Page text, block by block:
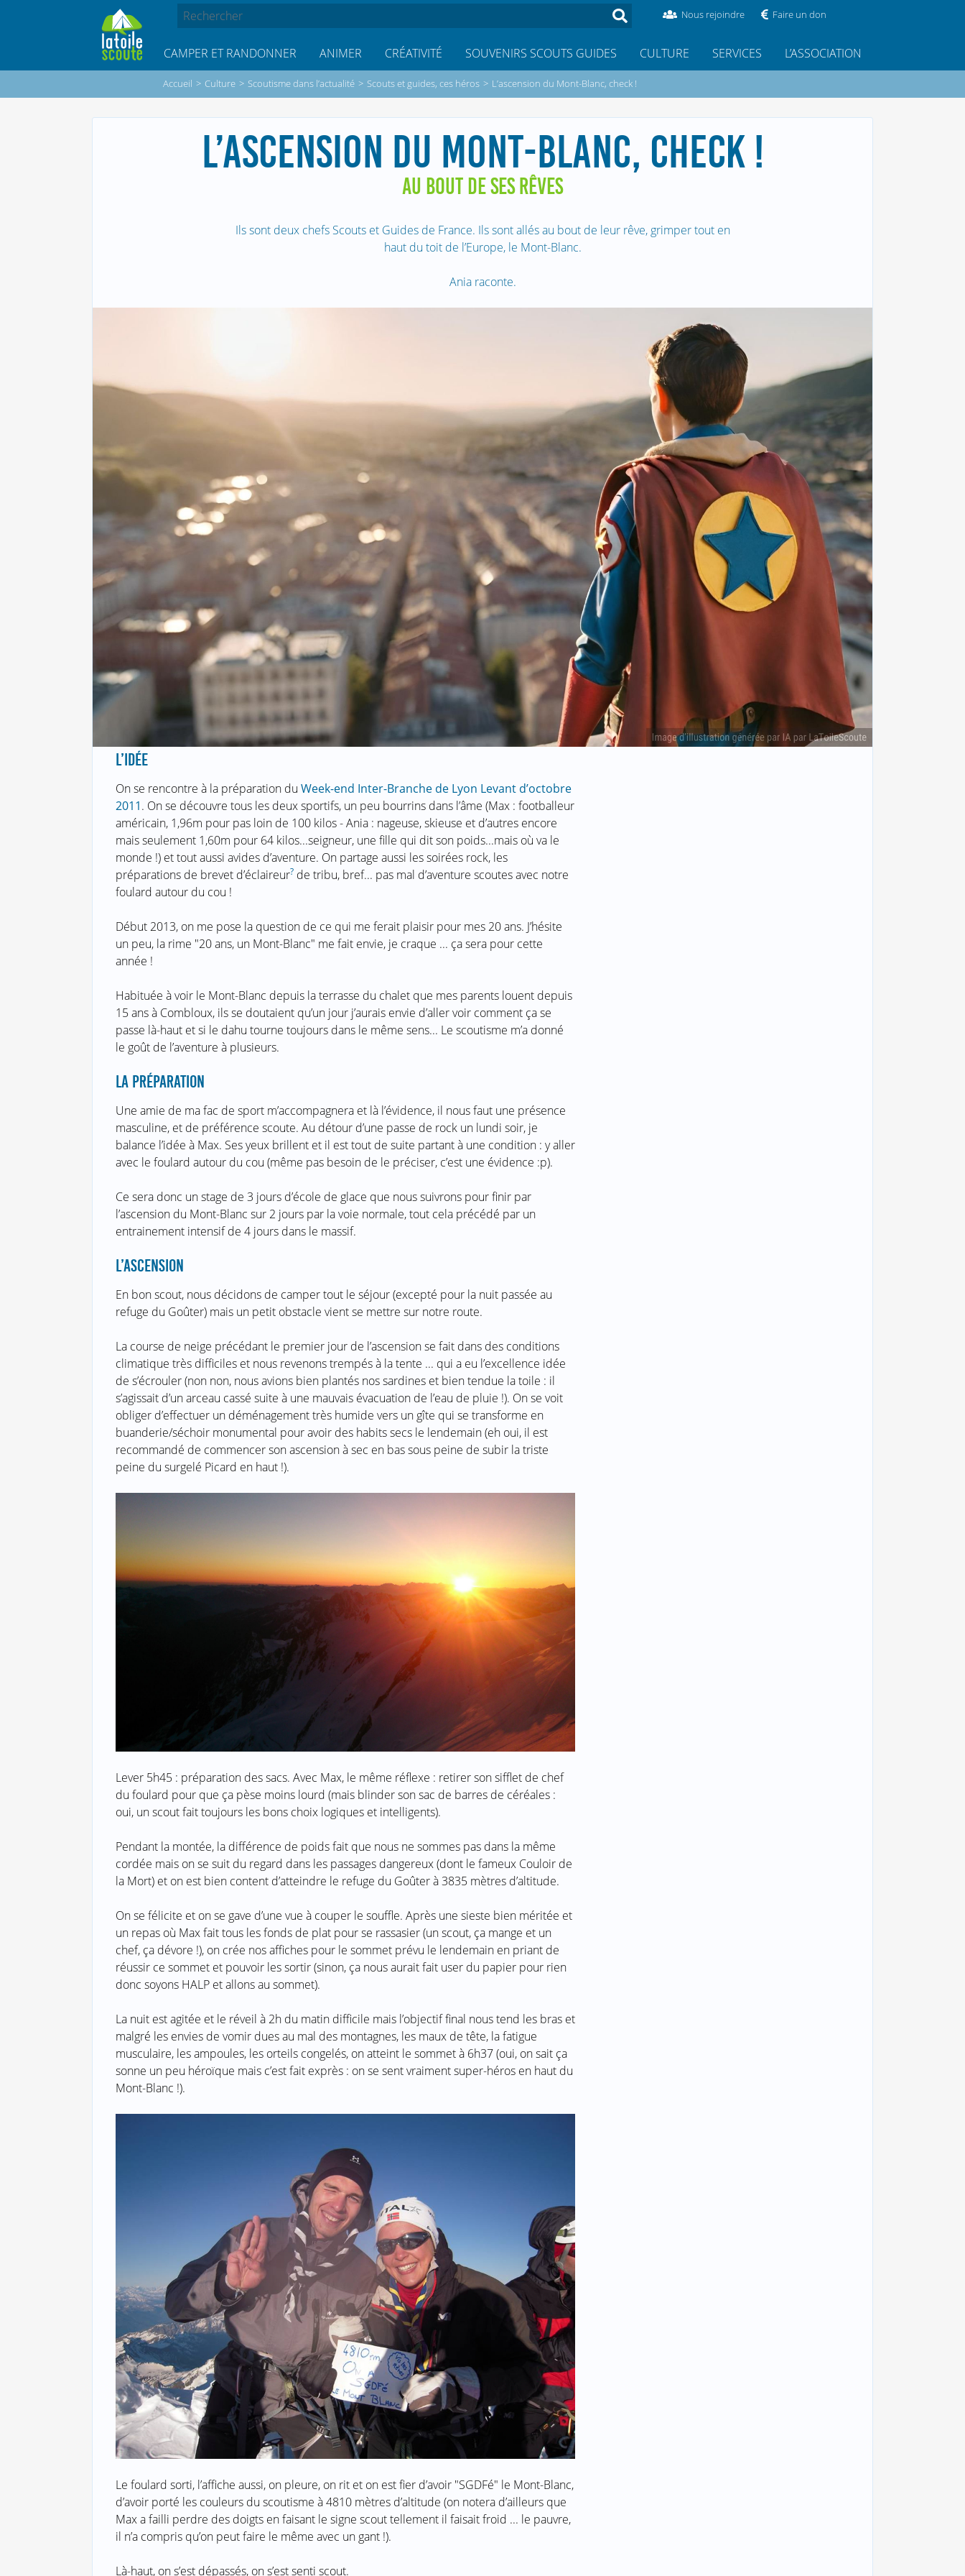
Nous rejoindre Faire un don
CAMPER ET RANDONNER ANIMER CRÉATIVITÉ SOUVENIRS SCOUTS GUIDES CULTURE SERVICES L’ASSOCIATION
Accueil > Culture > Scoutisme dans l’actualité > Scouts et guides, ces héros > L’ascension du Mont-Blanc, check !
L’ASCENSION DU MONT-BLANC, CHECK !
AU BOUT DE SES RÊVES
Ils sont deux chefs Scouts et Guides de France. Ils sont allés au bout de leur rêve, grimper tout en
haut du toit de l’Europe, le Mont-Blanc.
Ania raconte.
L’IDÉE
On se rencontre à la préparation du Week-end Inter-Branche de Lyon Levant d’octobre
2011. On se découvre tous les deux sportifs, un peu bourrins dans l’âme (Max : footballeur
américain, 1,96m pour pas loin de 100 kilos - Ania : nageuse, skieuse et d’autres encore
mais seulement 1,60m pour 64 kilos...seigneur, une fille qui dit son poids...mais où va le
monde !) et tout aussi avides d’aventure. On partage aussi les soirées rock, les
préparations de brevet d’éclaireur?de tribu, bref... pas mal d’aventure scoutes avec notre
foulard autour du cou !
Début 2013, on me pose la question de ce qui me ferait plaisir pour mes 20 ans. J’hésite
un peu, la rime "20 ans, un Mont-Blanc" me fait envie, je craque ... ça sera pour cette
année !
Habituée à voir le Mont-Blanc depuis la terrasse du chalet que mes parents louent depuis
15 ans à Combloux, ils se doutaient qu’un jour j’aurais envie d’aller voir comment ça se
passe là-haut et si le dahu tourne toujours dans le même sens... Le scoutisme m’a donné
le goût de l’aventure à plusieurs.
LA PRÉPARATION
Une amie de ma fac de sport m’accompagnera et là l’évidence, il nous faut une présence
masculine, et de préférence scoute. Au détour d’une passe de rock un lundi soir, je
balance l’idée à Max. Ses yeux brillent et il est tout de suite partant à une condition : y aller
avec le foulard autour du cou (même pas besoin de le préciser, c’est une évidence :p).
Ce sera donc un stage de 3 jours d’école de glace que nous suivrons pour finir par
l’ascension du Mont-Blanc sur 2 jours par la voie normale, tout cela précédé par un
entrainement intensif de 4 jours dans le massif.
L’ASCENSION
En bon scout, nous décidons de camper tout le séjour (excepté pour la nuit passée au
refuge du Goûter) mais un petit obstacle vient se mettre sur notre route.
La course de neige précédant le premier jour de l’ascension se fait dans des conditions
climatique très difficiles et nous revenons trempés à la tente ... qui a eu l’excellence idée
de s’écrouler (non non, nous avions bien plantés nos sardines et bien tendue la toile : il
s’agissait d’un arceau cassé suite à une mauvais évacuation de l’eau de pluie !). On se voit
obliger d’effectuer un déménagement très humide vers un gîte qui se transforme en
buanderie/séchoir monumental pour avoir des habits secs le lendemain (eh oui, il est
recommandé de commencer son ascension à sec en bas sous peine de subir la triste
peine du surgelé Picard en haut !).
Lever 5h45 : préparation des sacs. Avec Max, le même réflexe : retirer son sifflet de chef
du foulard pour que ça pèse moins lourd (mais blinder son sac de barres de céréales :
oui, un scout fait toujours les bons choix logiques et intelligents).
Pendant la montée, la différence de poids fait que nous ne sommes pas dans la même
cordée mais on se suit du regard dans les passages dangereux (dont le fameux Couloir de
la Mort) et on est bien content d’atteindre le refuge du Goûter à 3835 mètres d’altitude.
On se félicite et on se gave d’une vue à couper le souffle. Après une sieste bien méritée et
un repas où Max fait tous les fonds de plat pour se rassasier (un scout, ça mange et un
chef, ça dévore !), on crée nos affiches pour le sommet prévu le lendemain en priant de
réussir ce sommet et pouvoir les sortir (sinon, ça nous aurait fait user du papier pour rien
donc soyons HALP et allons au sommet).
La nuit est agitée et le réveil à 2h du matin difficile mais l’objectif final nous tend les bras et
malgré les envies de vomir dues au mal des montagnes, les maux de tête, la fatigue
musculaire, les ampoules, les orteils congelés, on atteint le sommet à 6h37 (oui, on sait ça
sonne un peu héroïque mais c’est fait exprès : on se sent vraiment super-héros en haut du
Mont-Blanc !).
Le foulard sorti, l’affiche aussi, on pleure, on rit et on est fier d’avoir "SGDFé" le Mont-Blanc,
d’avoir porté les couleurs du scoutisme à 4810 mètres d’altitude (on notera d’ailleurs que
Max a failli perdre des doigts en faisant le signe scout tellement il faisait froid ... le pauvre,
il n’a compris qu’on peut faire le même avec un gant !).
Là-haut, on s’est dépassés, on s’est senti scout.